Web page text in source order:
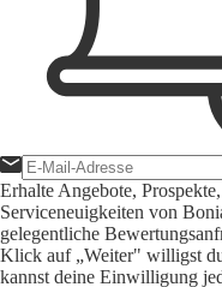
Erhalte Angebote,
Serviceneuigkeiten von
gelegentliche
Klick auf „Weiter" willigst
kannst deine Einwilligung